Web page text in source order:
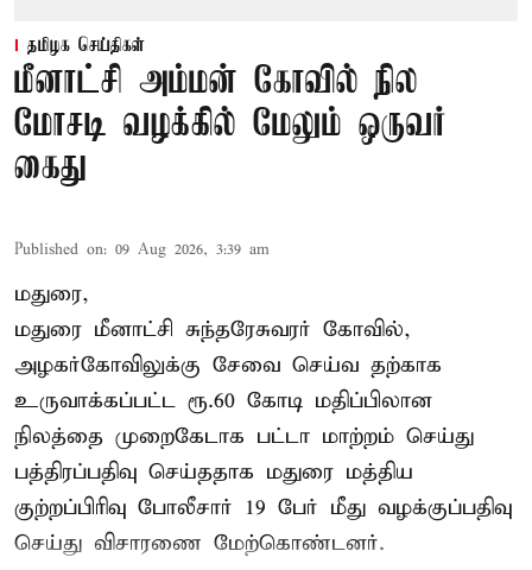
தமிழக செய்திகள்
மீனாட்சி அம்மன் கோவில் நில
மோசடி வழக்கில் மேலும் ஒருவர்
கைது
Published on: 09 Aug 2026, 3:39 am
மதுரை,
மதுரை மீனாட்சி சுந்தரேசுவரர் கோவில்,
அழகர்கோவிலுக்கு சேவை செய்வ தற்காக
உருவாக்கப்பட்ட ரூ.60 கோடி மதிப்பிலான
நிலத்தை முறைகேடாக பட்டா மாற்றம் செய்து
பத்திரப்பதிவு செய்ததாக மதுரை மத்திய
குற்றப்பிரிவு போலீசார் 19 பேர் மீது வழக்குப்பதிவு
செய்து விசாரணை மேற்கொண்டனர்.